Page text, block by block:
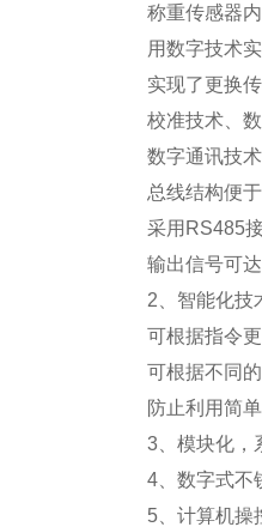
称重传感器
用数字技术
实现了更换
校准技术、
数字通讯技术
总线结构便
采用 RS485
输出信号可达
2 、智能化技
可根据指令
可根据不同
防止利用简
3、模块化，
4、数字式不
5、计算机操